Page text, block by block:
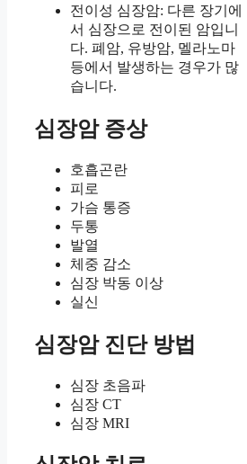
전이성 심장암: 다른 장기에
서 심장으로 전이된 암입니
다. 폐암, 유방암, 멜라노마
등에서 발생하는 경우가 많
습니다.
심장암 증상
호흡곤란
피로
가슴 통증
두통
발열
체중 감소
심장 박동 이상
실신
심장암 진단 방법
심장 초음파
심장 CT
심장 MRI